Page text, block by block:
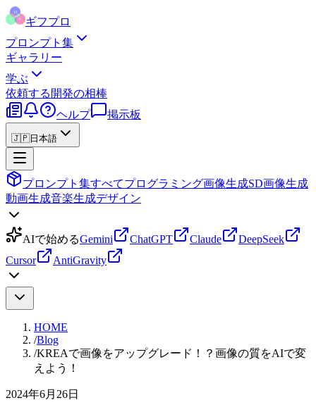
ギフプロ
プロンプト集
ギャラリー
学ぶ
依頼する 開発の相棒
ヘルプ
掲示板
🇯🇵日本語
プロンプト集すべてプログラミング画像生成SD画像生成
動画生成音楽生成デザイン
AIで始めるGemini ChatGPT Claude
DeepSeek
Cursor
AntiGravity
HOME
/Blog
/KREAで画像をアップグレード！？画像の質をAIで変
えよう！
2024年6月26日